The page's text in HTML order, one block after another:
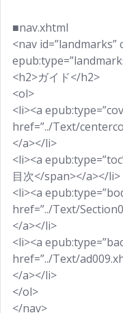
■nav.xhtml
<nav id=”landmarks”
<h2>ガイド</h2>
<ol>
<li><a
href=”../Text/
</a></li>
<li><a
目次</span></a></li>
<li><a
href=”../Text/
</a></li>
<li><a
href=”../Text/
</a></li>
</ol>
</nav>